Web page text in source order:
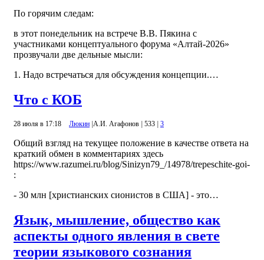
По горячим следам:
в этот понедельник на встрече В.В. Пякина с
участниками концептуального форума «Алтай-2026»
прозвучали две дельные мысли:
1. Надо встречаться для обсуждения концепции.…
Что с КОБ
28 июля в 17:18 Люкин А.И. Агафонов 533 3
Общий взгляд на текущее положение в качестве ответа на
краткий обмен в комментариях здесь
https://www.razumei.ru/blog/Sinizyn79_/14978/trepeschite-goi-
:
- 30 млн [христианских сионистов в США] - это…
Язык, мышление, общество как
аспекты одного явления в свете
теории языкового сознания